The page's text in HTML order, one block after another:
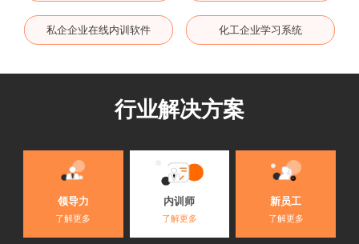
私企企业在线内训软件 化工企业学习系统
行业解决方案
领导力
了解更多
内训师
了解更多
新员工
了解更多